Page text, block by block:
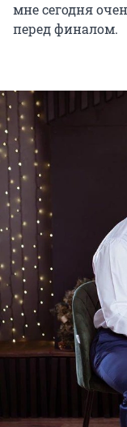
мне сегодня
перед финалом.